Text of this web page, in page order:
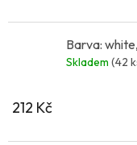
Barva:
Skladem (42
212 Kč